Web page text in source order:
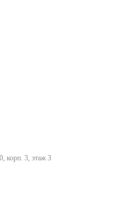
корп. 3, этаж 3